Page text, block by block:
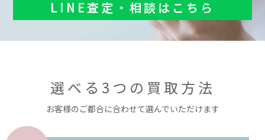
LINE査定・相談はこちら
選べる3つの買取方法
お客様のご都合に合わせて選んでいただけます